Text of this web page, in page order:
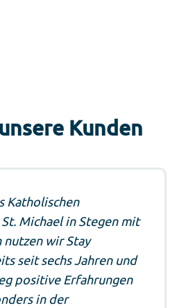
Kunden
Katholischen
Michael in Stegen mit
nutzen wir Stay
seit sechs Jahren und
positive Erfahrungen
in der